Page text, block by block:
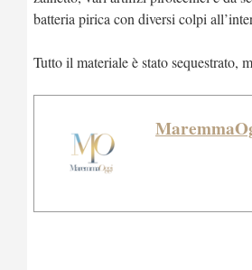
batteria pirica con diversi colpi
Tutto il materiale è stato sequestrato,